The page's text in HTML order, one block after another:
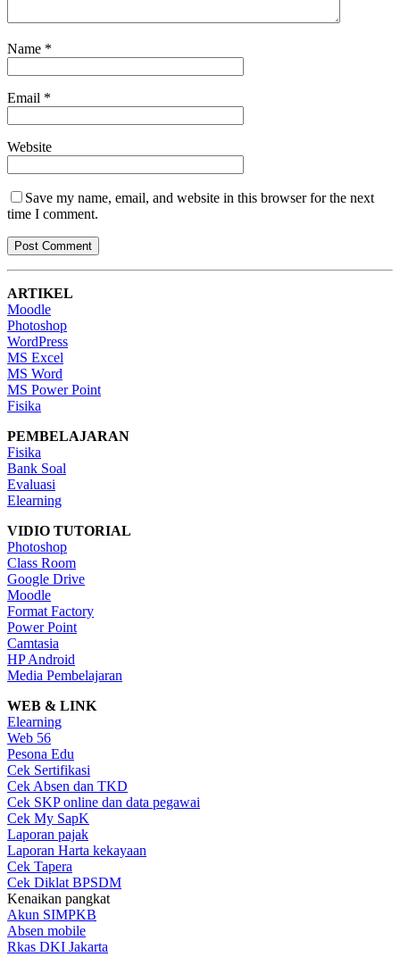
Name *
Email *
Website
Save my name, email, and website in this browser for the next
time I comment.
ARTIKEL
Moodle
Photoshop
WordPress
MS Excel
MS Word
MS Power Point
Fisika
PEMBELAJARAN
Fisika
Bank Soal
Evaluasi
Elearning
VIDIO TUTORIAL
Photoshop
Class Room
Google Drive
Moodle
Format Factory
Power Point
Camtasia
HP Android
Media Pembelajaran
WEB & LINK
Elearning
Web 56
Pesona Edu
Cek Sertifikasi
Cek Absen dan TKD
Cek SKP online dan data pegawai
Cek My SapK
Laporan pajak
Laporan Harta kekayaan
Cek Tapera
Cek Diklat BPSDM
Kenaikan pangkat
Akun SIMPKB
Absen mobile
Rkas DKI Jakarta